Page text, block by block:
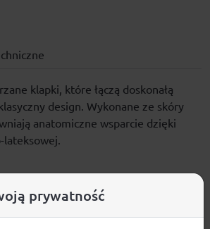
klapki, które łączą doskonałą
design. Wykonane ze skóry
anatomiczne wsparcie dzięki
lateksowej.
Opinie
prywatność